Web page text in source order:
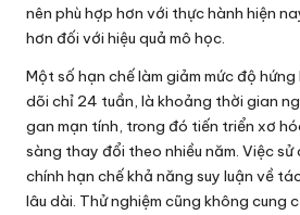
nên phù hợp hơn với thực hành hiện
hơn đối với hiệu quả mô học.
Một số hạn chế làm giảm mức độ
dõi chỉ 24 tuần, là khoảng thời gian
gan mạn tính, trong đó tiến triển xơ
sàng thay đổi theo nhiều năm. Việc sử
chính hạn chế khả năng suy luận về
lâu dài. Thử nghiệm cũng không cung